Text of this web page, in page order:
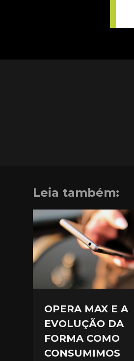
Leia também:
OPERA MAX E A
EVOLUÇÃO DA
FORMA COMO
CONSUMIMOS